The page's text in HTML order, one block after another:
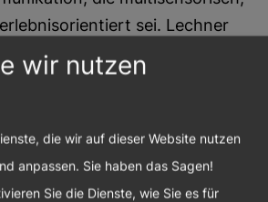
sei. Lechner
Wandel von reiner Compliance
– von statischen
Erlebnissen wie
Installationen oder
Die Zukunft der
sei personalisiert,
wir nutzen
die wir auf dieser Website nutzen
anpassen. Sie haben das Sagen!
Sie die Dienste, wie Sie es für